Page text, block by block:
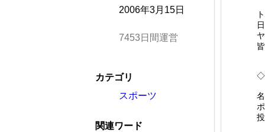
2006年3月15日
7453日間運営
カテゴリ
スポーツ
関連ワード